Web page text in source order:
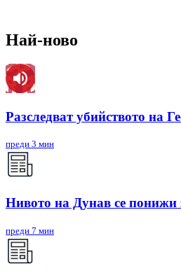
Най-ново
Разследват убийството на
преди 3 мин
Нивото на Дунав се понижи
преди 7 мин